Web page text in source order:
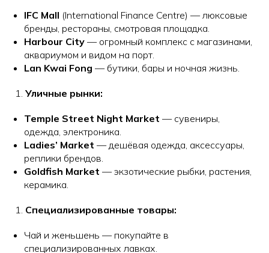
IFC Mall (International Finance Centre) — люксовые
бренды, рестораны, смотровая площадка.
Harbour City — огромный комплекс с магазинами,
аквариумом и видом на порт.
Lan Kwai Fong — бутики, бары и ночная жизнь.
Уличные рынки:
Temple Street Night Market — сувениры,
одежда, электроника.
Ladies’ Market — дешёвая одежда, аксессуары,
реплики брендов.
Goldfish Market — экзотические рыбки, растения,
керамика.
Специализированные товары:
Чай и женьшень — покупайте в
специализированных лавках.